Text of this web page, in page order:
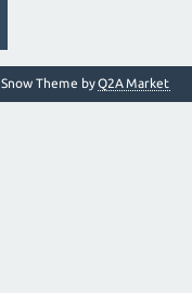
Snow Theme byQ2A Market